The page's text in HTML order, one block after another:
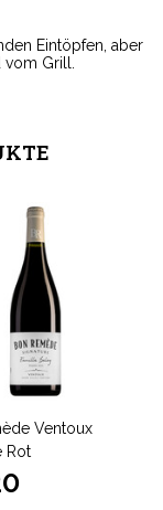
Eintöpfen, aber
Grill.
Ventoux
Rot